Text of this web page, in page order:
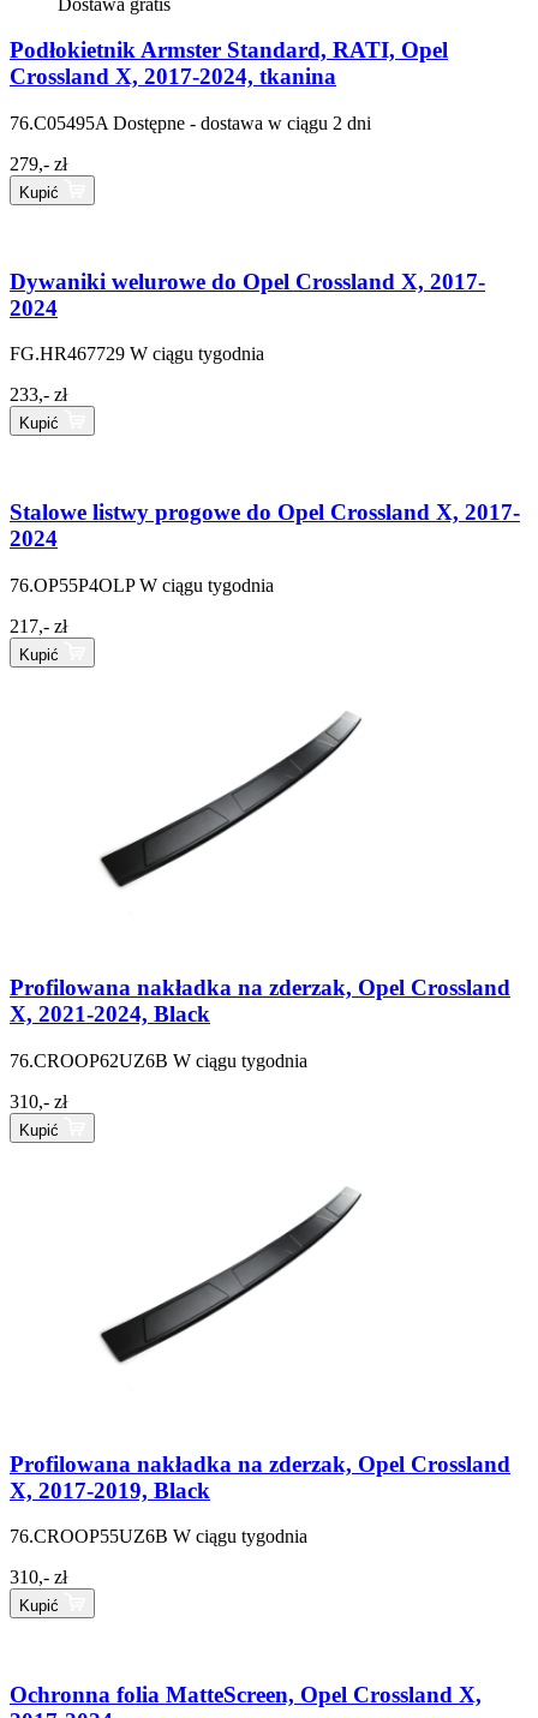
Podłokietnik Armster Standard, RATI, Opel
Crossland X, 2017-2024, tkanina
76.C05495A Dostępne - dostawa w ciągu 2 dni
279,- zł
Kupić
Dywaniki welurowe do Opel Crossland X, 2017-
2024
FG.HR467729 W ciągu tygodnia
233,- zł
Kupić
Stalowe listwy progowe do Opel Crossland X, 2017-
2024
76.OP55P4OLP W ciągu tygodnia
217,- zł
Kupić
Profilowana nakładka na zderzak, Opel Crossland
X, 2021-2024, Black
76.CROOP62UZ6B W ciągu tygodnia
310,- zł
Kupić
Profilowana nakładka na zderzak, Opel Crossland
X, 2017-2019, Black
76.CROOP55UZ6B W ciągu tygodnia
310,- zł
Kupić
Ochronna folia MatteScreen, Opel Crossland X,